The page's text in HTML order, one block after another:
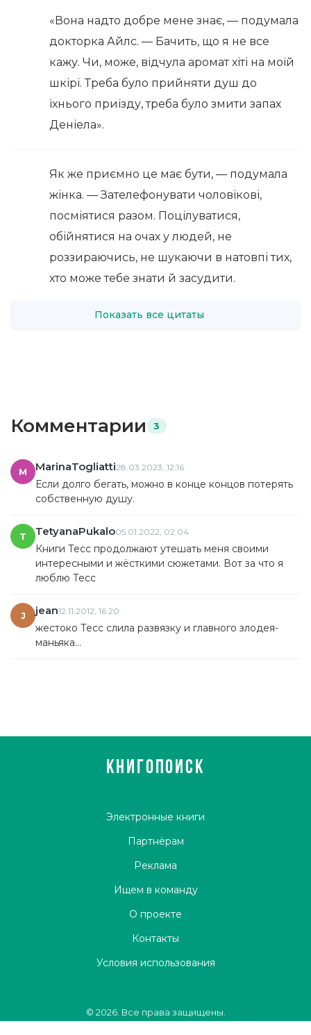
«Вона надто добре мене знає, — подумала
докторка Айлс. — Бачить, що я не все
кажу. Чи, може, відчула аромат хіті на моїй
шкірі. Треба було прийняти душ до
їхнього приїзду, треба було змити запах
Деніела».
Як же приємно це має бути, — подумала
жінка. — Зателефонувати чоловікові,
посміятися разом. Поцілуватися,
обійнятися на очах у людей, не
роззираючись, не шукаючи в натовпі тих,
хто може тебе знати й засудити.
Показать все цитаты
Комментарии 3
M MarinaTogliatti28.03.2023, 12:16
Если долго бегать, можно в конце концов потерять
собственную душу.
T TetyanaPukalo05.01.2022, 02:04
Книги Тесс продолжают утешать меня своими
интересными и жёсткими сюжетами. Вот за что я
люблю Тесс
J jean12.11.2012, 16:20
жестоко Тесс слила развязку и главного злодея-
маньяка...
КНИГОПОИСК
Электронные книги
Партнёрам
Реклама
Ищем в команду
О проекте
Контакты
Условия использования
© 2026. Все права защищены.